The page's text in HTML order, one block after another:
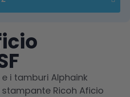
i tamburi Alphaink
Ricoh Aficio